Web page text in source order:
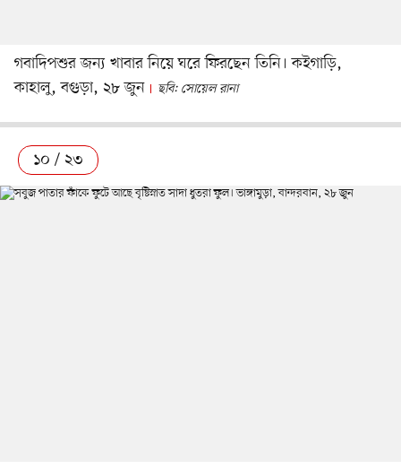
গবাদিপশুর জন্য খাবার নিয়ে ঘরে ফিরছেন তিনি। কইগাড়ি,
কাহালু, বগুড়া, ২৮ জুন
ছবি: সোয়েল রানা
১০ / ২৩